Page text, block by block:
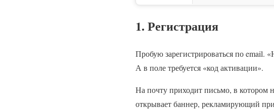
1. Регистрация
Пробую зарегистрироваться по email.
А в поле требуется «код активации».
На почту приходит письмо, в котором
открывает баннер, рекламирующий